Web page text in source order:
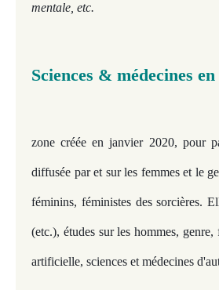
mentale, etc.
Sciences & médecines en
zone créée en janvier 2020, pour
diffusée par et sur les femmes et le
féminins, féministes des sorcières.
(etc.), études sur les hommes,
artificielle, sciences et médecines